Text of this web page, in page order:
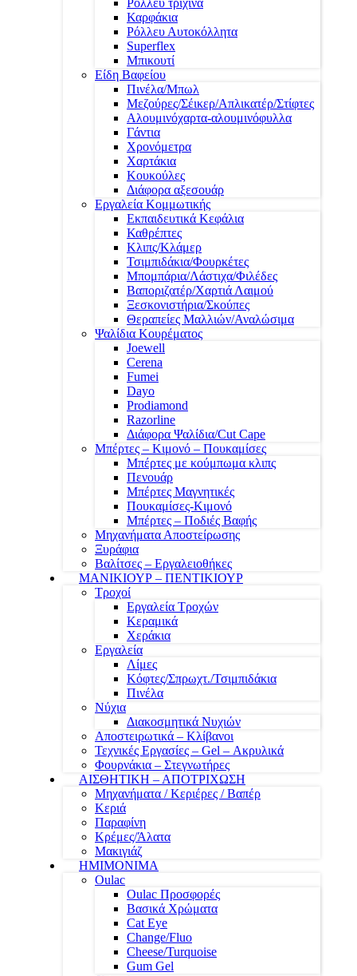
Ρόλλευ τρίχινα
Καρφάκια
Ρόλλευ Αυτοκόλλητα
Superflex
Μπικουτί
Είδη Βαφείου
Πινέλα/Μπωλ
Μεζούρες/Σέικερ/Απλικατέρ/Στίφτες
Αλουμινόχαρτα-αλουμινόφυλλα
Γάντια
Χρονόμετρα
Χαρτάκια
Κουκούλες
Διάφορα αξεσουάρ
Εργαλεία Κομμωτικής
Εκπαιδευτικά Κεφάλια
Καθρέπτες
Κλιπς/Κλάμερ
Τσιμπιδάκια/Φουρκέτες
Μπομπάρια/Λάστιχα/Φιλέδες
Βαποριζατέρ/Χαρτιά Λαιμού
Ξεσκονιστήρια/Σκούπες
Θεραπείες Μαλλιών/Αναλώσιμα
Ψαλίδια Κουρέματος
Joewell
Cerena
Fumei
Dayo
Prodiamond
Razorline
Διάφορα Ψαλίδια/Cut Cape
Μπέρτες – Κιμονό – Πουκαμίσες
Μπέρτες με κούμπωμα κλιπς
Πενουάρ
Μπέρτες Μαγνητικές
Πουκαμίσες-Κιμονό
Μπέρτες – Ποδιές Βαφής
Μηχανήματα Αποστείρωσης
Ξυράφια
Βαλίτσες – Εργαλειοθήκες
ΜΑΝΙΚΙΟΥΡ – ΠΕΝΤΙΚΙΟΥΡ
Τροχοί
Εργαλεία Τροχών
Κεραμικά
Χεράκια
Εργαλεία
Λίμες
Κόφτες/Σπρωχτ./Τσιμπιδάκια
Πινέλα
Νύχια
Διακοσμητικά Νυχιών
Αποστειρωτικά – Κλίβανοι
Τεχνικές Εργασίες – Gel – Ακρυλικά
Φουρνάκια – Στεγνωτήρες
ΑΙΣΘΗΤΙΚΗ – ΑΠΟΤΡΙΧΩΣΗ
Μηχανήματα / Κεριέρες / Βαπέρ
Κεριά
Παραφίνη
Κρέμες/Άλατα
Μακιγιάζ
ΗΜΙΜΟΝΙΜΑ
Oulac
Oulac Προσφορές
Βασικά Χρώματα
Cat Eye
Change/Fluo
Cheese/Turquoise
Gum Gel